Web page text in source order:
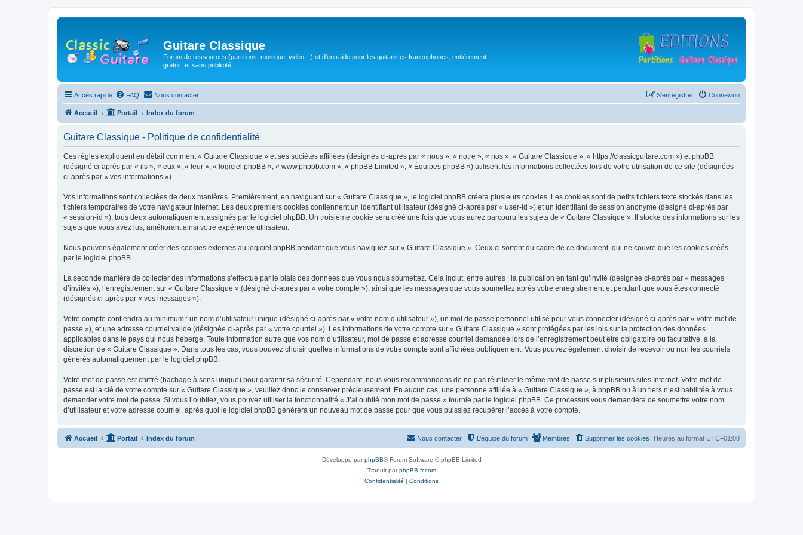
Guitare Classique
Forum de ressources (partitions, musique, vidéo…) et d'entraide pour les guitaristes francophones, entièrement
gratuit, et sans publicité.
Accès rapide FAQ Nous contacter Connexion
S’enregistrer
Accueil Portail Index du forum
Guitare Classique - Politique de confidentialité
Ces règles expliquent en détail comment « Guitare Classique » et ses sociétés affiliées (désignés ci-après par « nous », « notre », « nos », « Guitare Classique », « https://classicguitare.com ») et phpBB
(désigné ci-après par « ils », « eux », « leur », « logiciel phpBB », « www.phpbb.com », « phpBB Limited », « Équipes phpBB ») utilisent les informations collectées lors de votre utilisation de ce site (désignées
ci-après par « vos informations »).
Vos informations sont collectées de deux manières. Premièrement, en naviguant sur « Guitare Classique », le logiciel phpBB créera plusieurs cookies. Les cookies sont de petits fichiers texte stockés dans les
fichiers temporaires de votre navigateur Internet. Les deux premiers cookies contiennent un identifiant utilisateur (désigné ci-après par « user-id ») et un identifiant de session anonyme (désigné ci-après par
« session-id »), tous deux automatiquement assignés par le logiciel phpBB. Un troisième cookie sera créé une fois que vous aurez parcouru les sujets de « Guitare Classique ». Il stocke des informations sur les
sujets que vous avez lus, améliorant ainsi votre expérience utilisateur.
Nous pouvons également créer des cookies externes au logiciel phpBB pendant que vous naviguez sur « Guitare Classique ». Ceux-ci sortent du cadre de ce document, qui ne couvre que les cookies créés
par le logiciel phpBB.
La seconde manière de collecter des informations s’effectue par le biais des données que vous nous soumettez. Cela inclut, entre autres : la publication en tant qu’invité (désignée ci-après par « messages
d’invités »), l’enregistrement sur « Guitare Classique » (désigné ci-après par « votre compte »), ainsi que les messages que vous soumettez après votre enregistrement et pendant que vous êtes connecté
(désignés ci-après par « vos messages »).
Votre compte contiendra au minimum : un nom d’utilisateur unique (désigné ci-après par « votre nom d’utilisateur »), un mot de passe personnel utilisé pour vous connecter (désigné ci-après par « votre mot de
passe »), et une adresse courriel valide (désignée ci-après par « votre courriel »). Les informations de votre compte sur « Guitare Classique » sont protégées par les lois sur la protection des données
applicables dans le pays qui nous héberge. Toute information autre que vos nom d’utilisateur, mot de passe et adresse courriel demandée lors de l’enregistrement peut être obligatoire ou facultative, à la
discrétion de « Guitare Classique ». Dans tous les cas, vous pouvez choisir quelles informations de votre compte sont affichées publiquement. Vous pouvez également choisir de recevoir ou non les courriels
générés automatiquement par le logiciel phpBB.
Votre mot de passe est chiffré (hachage à sens unique) pour garantir sa sécurité. Cependant, nous vous recommandons de ne pas réutiliser le même mot de passe sur plusieurs sites Internet. Votre mot de
passe est la clé de votre compte sur « Guitare Classique », veuillez donc le conserver précieusement. En aucun cas, une personne affiliée à « Guitare Classique », à phpBB ou à un tiers n’est habilitée à vous
demander votre mot de passe. Si vous l’oubliez, vous pouvez utiliser la fonctionnalité « J’ai oublié mon mot de passe » fournie par le logiciel phpBB. Ce processus vous demandera de soumettre votre nom
d’utilisateur et votre adresse courriel, après quoi le logiciel phpBB générera un nouveau mot de passe pour que vous puissiez récupérer l’accès à votre compte.
Accueil Portail Index du forum Heures au format UTC+01:00
Supprimer les cookies
Membres
L’équipe du forum
Nous contacter
Développé parphpBB® Forum Software © phpBB Limited
Traduit parphpBB-fr.com
Confidentialité | Conditions